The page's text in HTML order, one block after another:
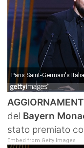
del Bayern
stato premiato
Embed from Getty Images